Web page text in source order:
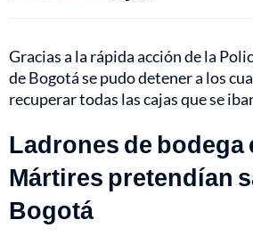
Gracias a la rápida acción de la
de Bogotá se pudo detener a los
recuperar todas las cajas que se
Ladrones de bodega
Mártires pretendían
Bogotá